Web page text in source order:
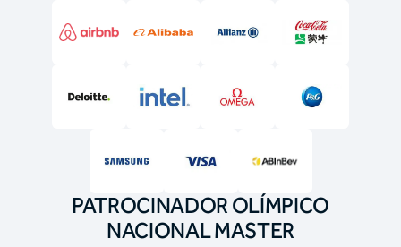
PATROCINADOR OLÍMPICO
NACIONAL MASTER